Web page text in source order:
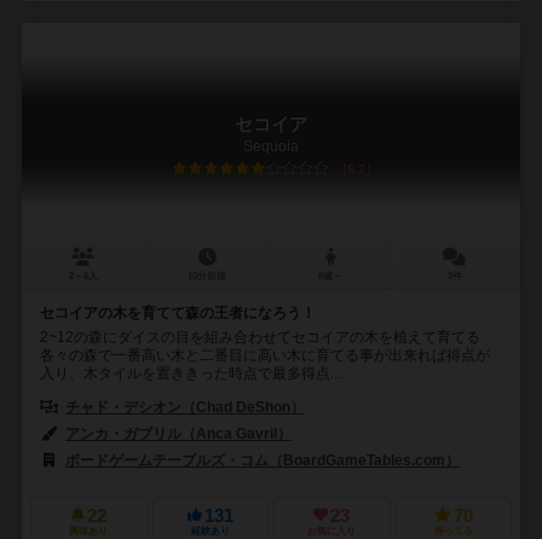
セコイア
Sequoia
6.2
セコイアの木を育てて森の王者になろう！
2~12の森にダイスの目を組み合わせてセコイアの木を植えて育てる
各々の森で一番高い木と二番目に高い木に育てる事が出来れば得点が
入り、木タイルを置ききった時点で最多得点...
チャド・デシオン（Chad DeShon）
アンカ・ガブリル（Anca Gavril）
ボードゲームテーブルズ・コム（BoardGameTables.com）
22
興味あり
131
経験あり
23
お気に入り
70
持ってる